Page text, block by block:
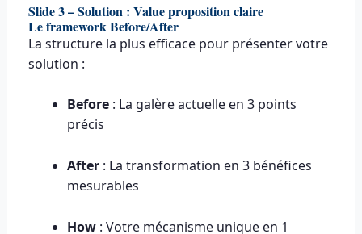
Slide 3 – Solution : Value proposition claire
Le framework Before/After
La structure la plus efficace pour présenter votre
solution :
Before : La galère actuelle en 3 points
précis
After : La transformation en 3 bénéfices
mesurables
How : Votre mécanisme unique en 1